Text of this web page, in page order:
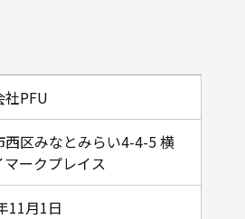
社PFU
西区みなとみらい4-4-5 横
マークプレイス
11月1日